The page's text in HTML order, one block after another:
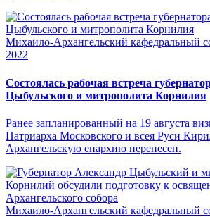
Михаило-Архангельский кафедральный
2022
Состоялась рабочая встреча
Цыбульского и митрополита Корнилия
Ранее запланированный на 19 августа
Патриарха Московского и всея Руси
Архангельскую епархию перенесен.
Михаило-Архангельский кафедральный